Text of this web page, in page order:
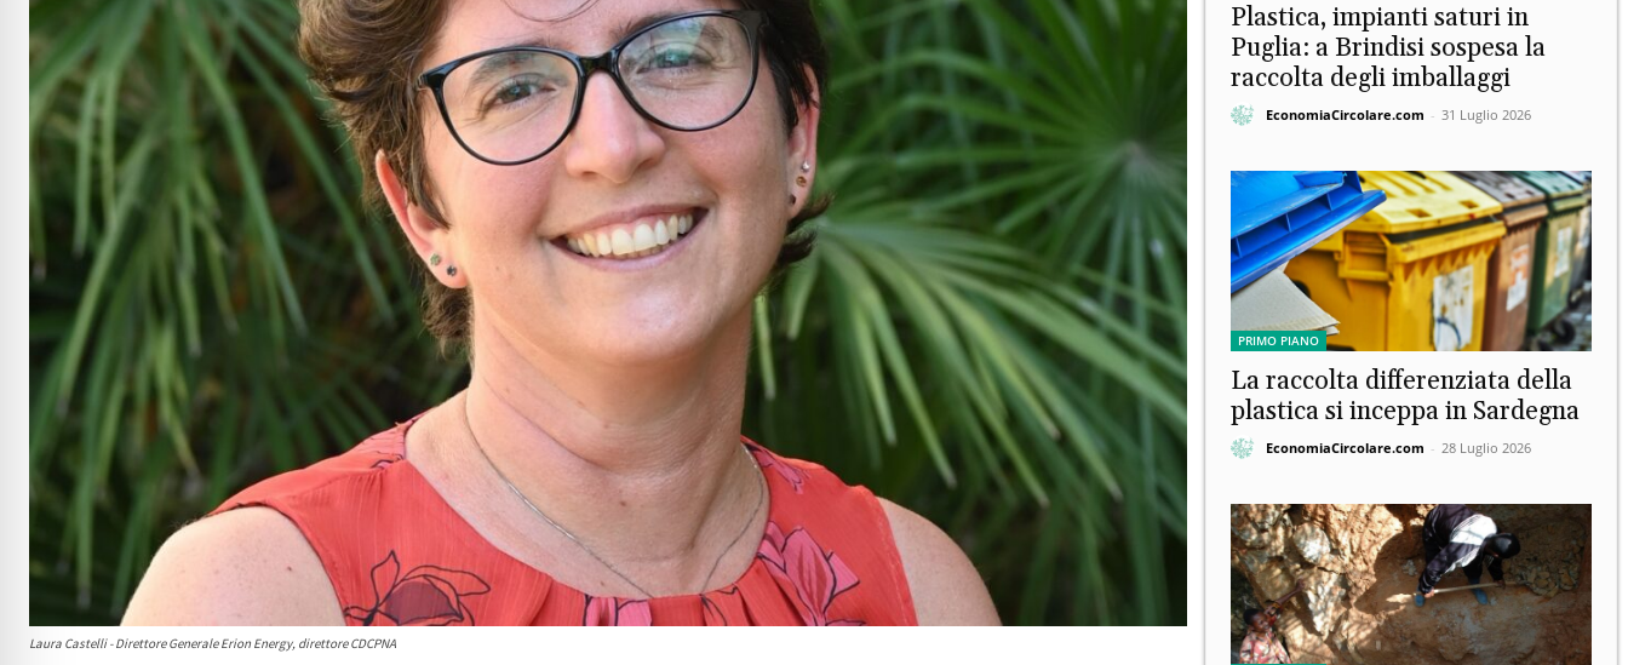
Laura Castelli - Direttore Generale Erion Energy, direttore CDCPNA
Plastica, impianti saturi in
Puglia: a Brindisi sospesa la
raccolta degli imballaggi
EconomiaCircolare.com - 31 Luglio 2026
PRIMO PIANO
La raccolta differenziata della
plastica si inceppa in Sardegna
EconomiaCircolare.com - 28 Luglio 2026